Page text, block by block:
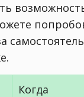
Когда